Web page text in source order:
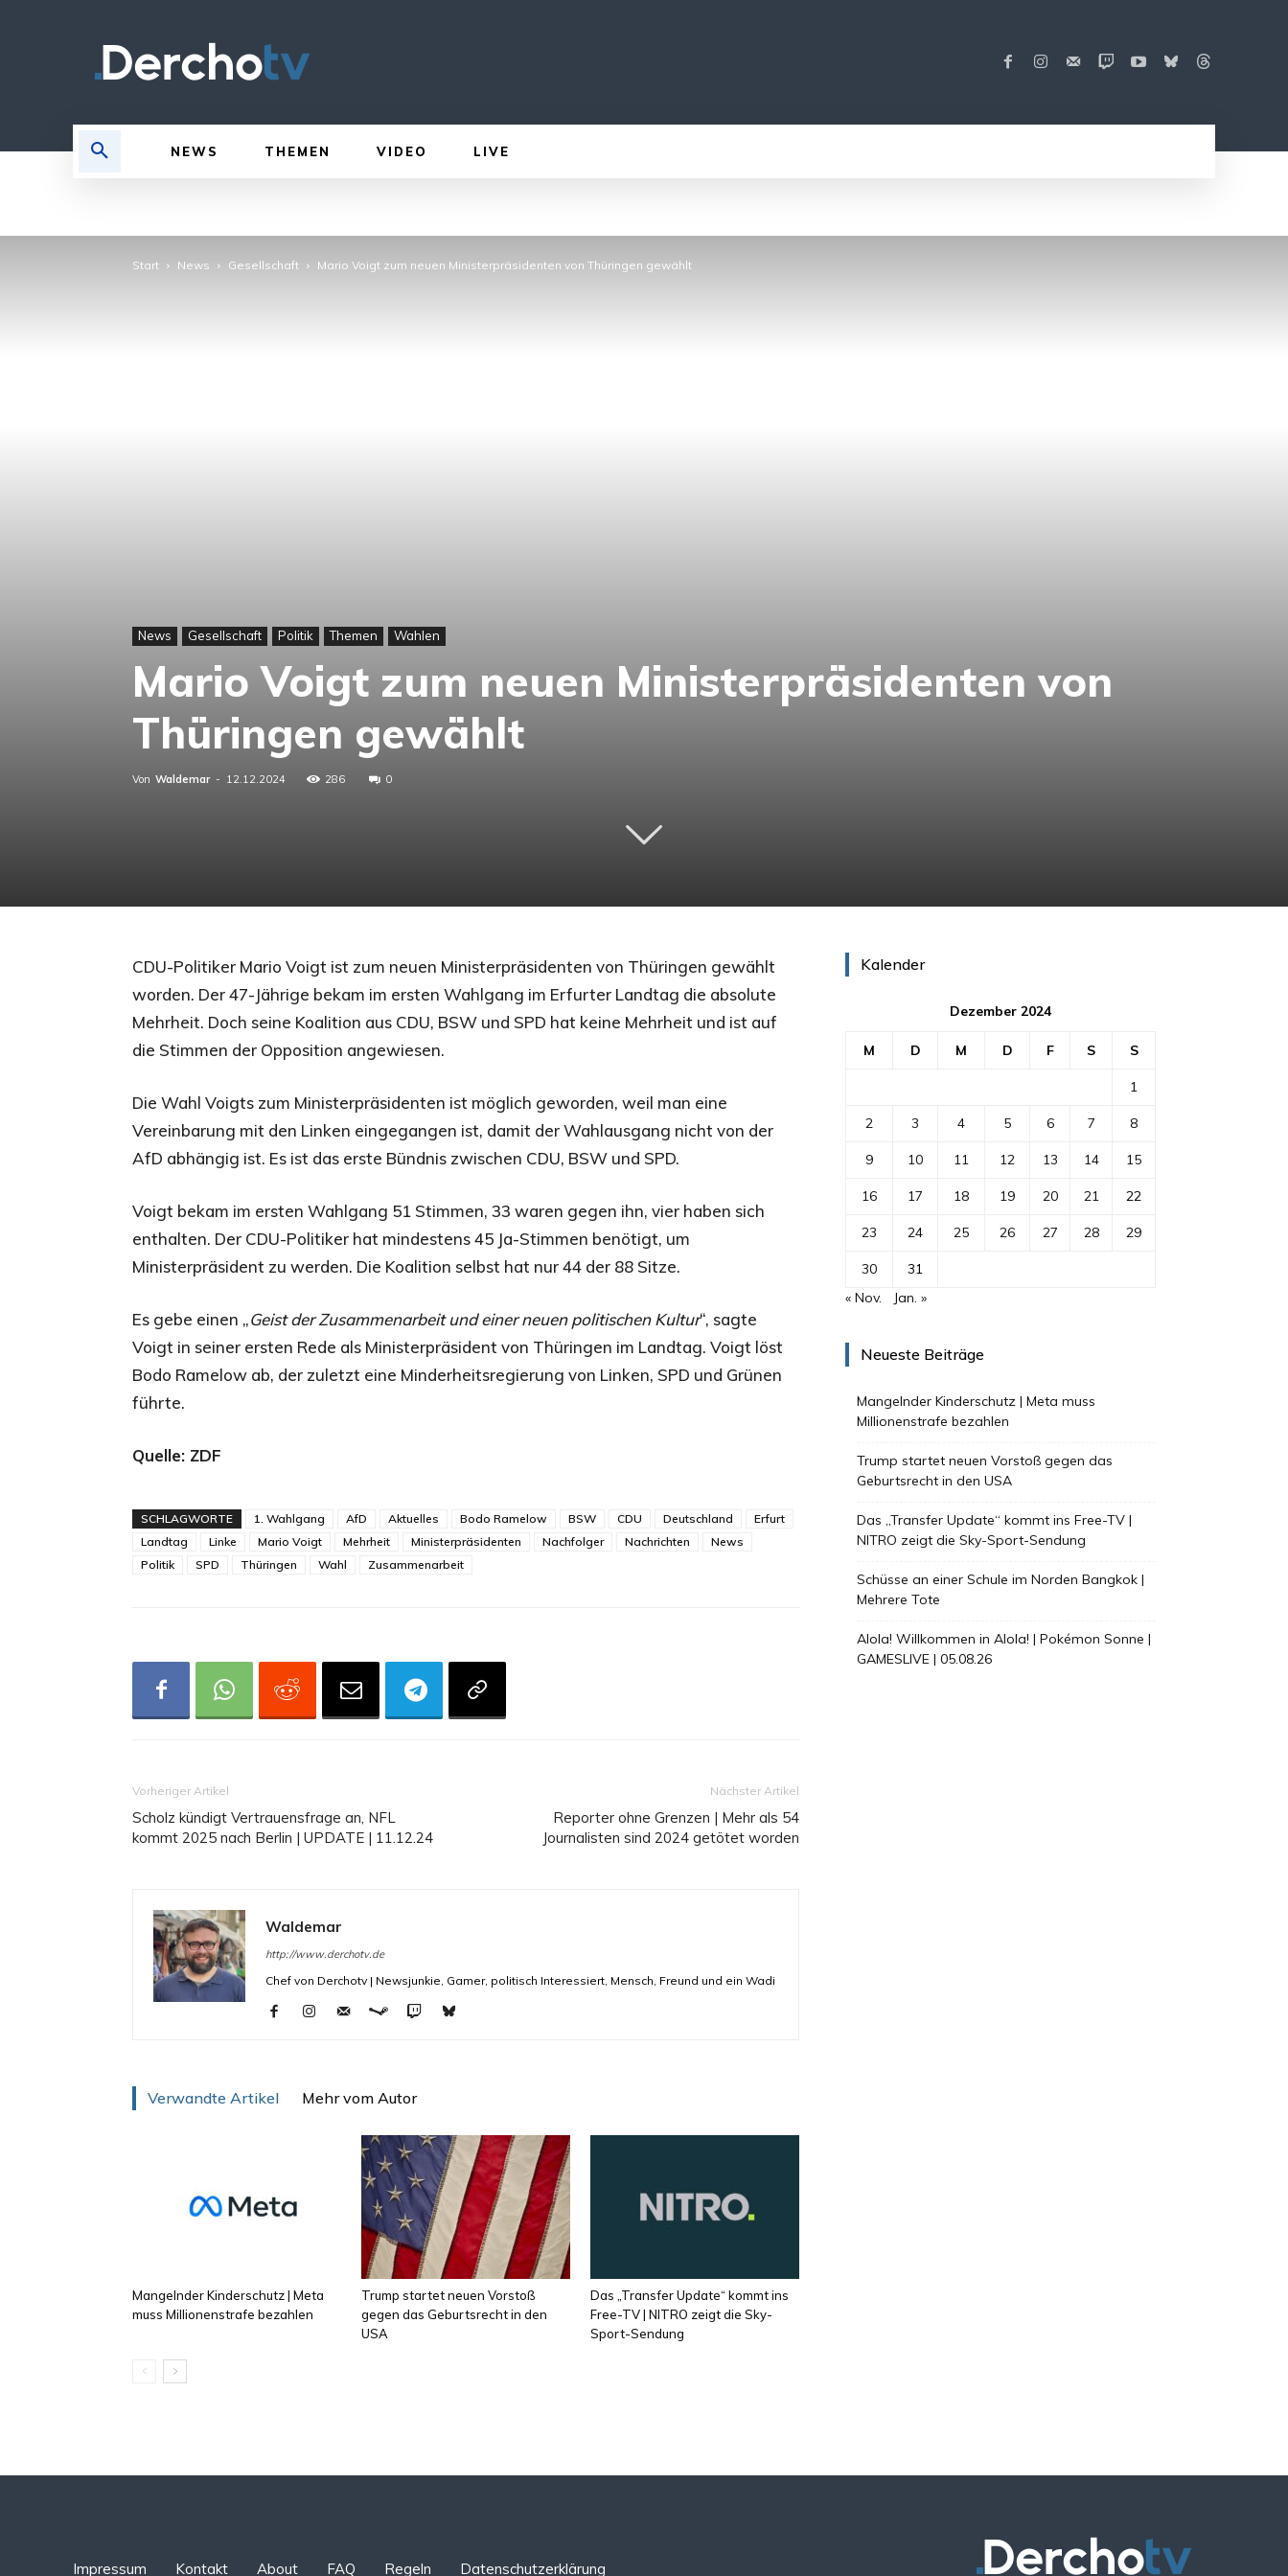
NEWS THEMEN VIDEO LIVE
Start News Gesellschaft Mario Voigt zum neuen Ministerpräsidenten von Thüringen gewählt
News Gesellschaft Politik Themen Wahlen
Mario Voigt zum neuen Ministerpräsidenten von
Thüringen gewählt
Von Waldemar - 12.12.2024 286 0
CDU-Politiker Mario Voigt ist zum neuen Ministerpräsidenten von Thüringen gewählt
worden. Der 47-Jährige bekam im ersten Wahlgang im Erfurter Landtag die absolute
Mehrheit. Doch seine Koalition aus CDU, BSW und SPD hat keine Mehrheit und ist auf
die Stimmen der Opposition angewiesen.
Die Wahl Voigts zum Ministerpräsidenten ist möglich geworden, weil man eine
Vereinbarung mit den Linken eingegangen ist, damit der Wahlausgang nicht von der
AfD abhängig ist. Es ist das erste Bündnis zwischen CDU, BSW und SPD.
Voigt bekam im ersten Wahlgang 51 Stimmen, 33 waren gegen ihn, vier haben sich
enthalten. Der CDU-Politiker hat mindestens 45 Ja-Stimmen benötigt, um
Ministerpräsident zu werden. Die Koalition selbst hat nur 44 der 88 Sitze.
Es gebe einen „Geist der Zusammenarbeit und einer neuen politischen Kultur“, sagte
Voigt in seiner ersten Rede als Ministerpräsident von Thüringen im Landtag. Voigt löst
Bodo Ramelow ab, der zuletzt eine Minderheitsregierung von Linken, SPD und Grünen
führte.
Quelle: ZDF
SCHLAGWORTE 1. Wahlgang AfD Aktuelles Bodo Ramelow BSW CDU Deutschland
Erfurt
Landtag
Linke Mario Voigt Mehrheit Ministerpräsidenten Nachfolger Nachrichten
News
Politik
SPD Thüringen Wahl Zusammenarbeit
Vorheriger Artikel
Scholz kündigt Vertrauensfrage an, NFL
kommt 2025 nach Berlin | UPDATE | 11.12.24
Nächster Artikel
Reporter ohne Grenzen | Mehr als 54
Journalisten sind 2024 getötet worden
Waldemar
http://www.derchotv.de
Chef von Derchotv | Newsjunkie, Gamer, politisch Interessiert, Mensch, Freund und ein Wadi
Verwandte Artikel Mehr vom Autor
Mangelnder Kinderschutz | Meta
muss Millionenstrafe bezahlen
Trump startet neuen Vorstoß
gegen das Geburtsrecht in den
USA
Das „Transfer Update“ kommt ins
Free-TV | NITRO zeigt die Sky-
Sport-Sendung
Kalender
Dezember 2024
M D M D F S S
1
2 3 4 5 6 7 8
9 10 11 12 13 14 15
16 17 18 19 20 21 22
23 24 25 26 27 28 29
30
31
« Nov.
Jan. »
Neueste Beiträge
Mangelnder Kinderschutz | Meta muss
Millionenstrafe bezahlen
Trump startet neuen Vorstoß gegen das
Geburtsrecht in den USA
Das „Transfer Update“ kommt ins Free-TV |
NITRO zeigt die Sky-Sport-Sendung
Schüsse an einer Schule im Norden Bangkok |
Mehrere Tote
Alola! Willkommen in Alola! | Pokémon Sonne |
GAMESLIVE | 05.08.26
Impressum Kontakt About FAQ Regeln Datenschutzerklärung